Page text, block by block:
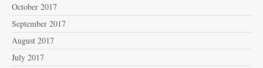
October 2017
September 2017
August 2017
July 2017